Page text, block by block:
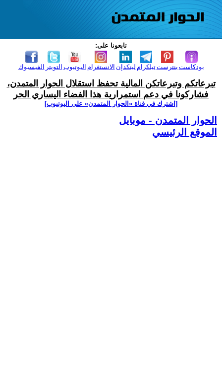
تابعونا على:
الفيسبوك التويتر اليوتيوب الانستغرام لينكدإن تيلكرامبنترست بودكاست
تبرعاتكم وتبرعاتكن المالية تحفظ استقلال الحوار المتمدن،
فشاركونا في دعم استمرارية هذا الفضاء اليساري الحر
[اشترك في قناة ‫«الحوار المتمدن» على اليوتيوب]
الحوار المتمدن - موبايل
الموقع الرئيسي